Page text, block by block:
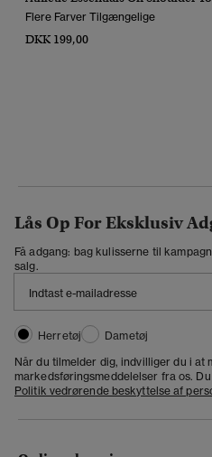
Flere Farver Tilgængelige
DKK 199,00
Lås Op For Eksklusiv
Få adgang: bag kulisserne til
salg.
Herretøj
Dametøj
Når du tilmelder dig, indvilliger du i at
markedsføringsmeddelelser fra os.
Politik vedrørende beskyttelse af